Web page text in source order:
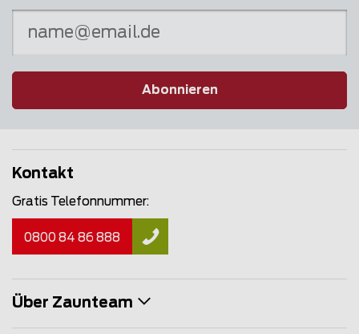
Abonnieren
Kontakt
Gratis Telefonnummer:
0800 84 86 888
Über Zaunteam